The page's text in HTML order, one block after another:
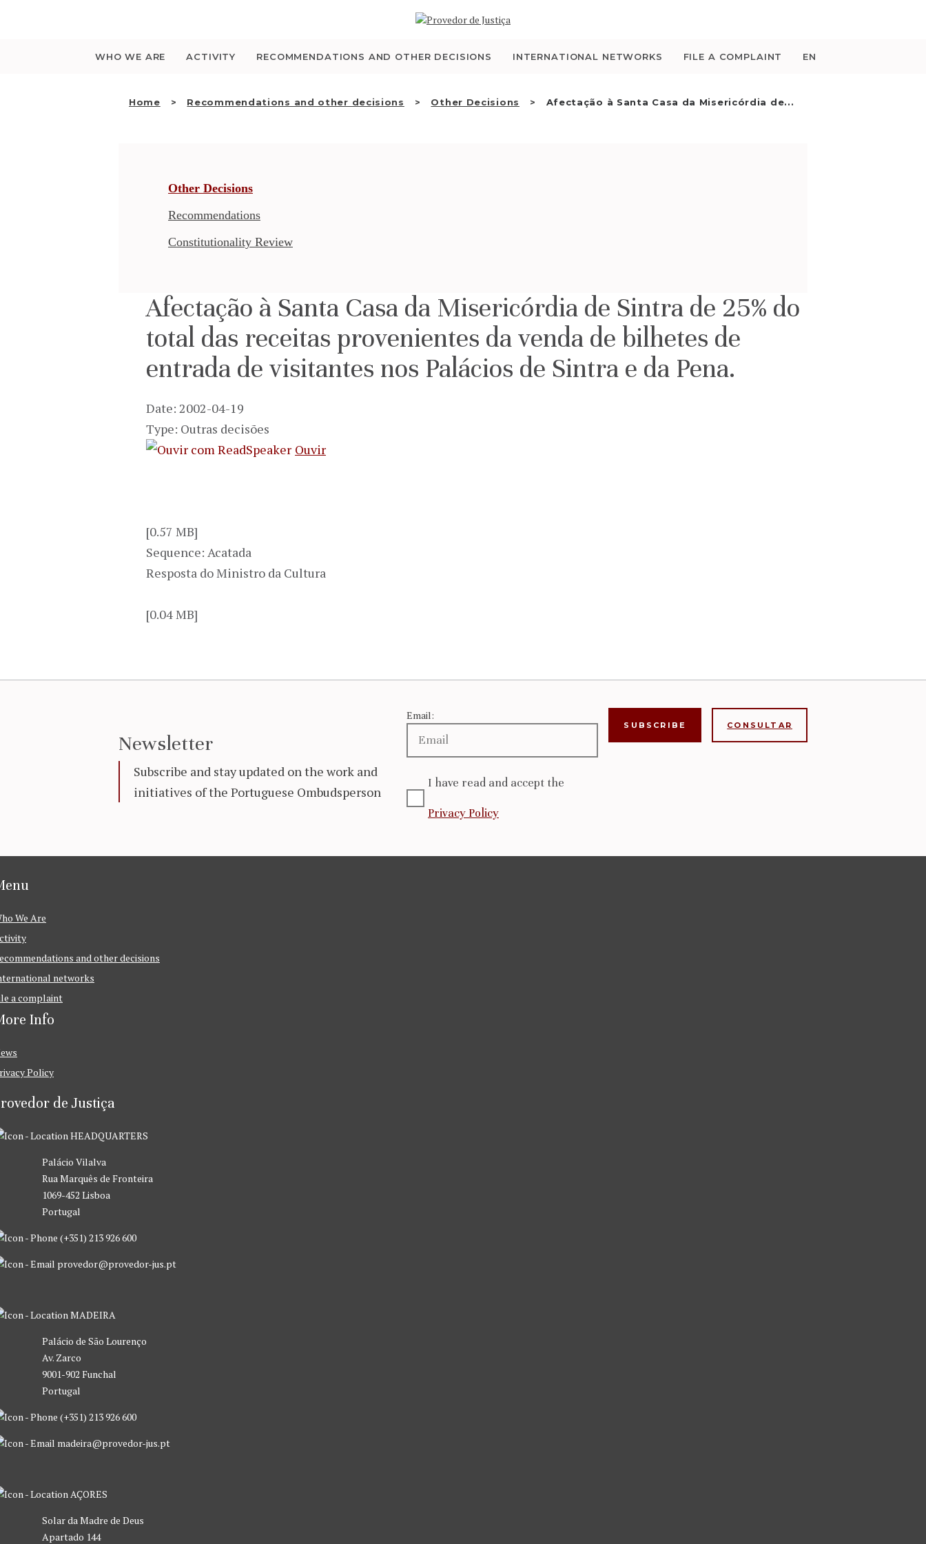
WHO WE ARE ACTIVITY RECOMMENDATIONS AND OTHER DECISIONS INTERNATIONAL NETWORKS FILE A COMPLAINT EN
Home Recommendations and other decisions Other Decisions Afectação à Santa Casa da Misericórdia de...
WHO WE ARE
THE OMBUDSMAN AS
Other Decisions
Recommendations
Constitutionality Review
Afectação à Santa Casa da Misericórdia de Sintra de 25% do
total das receitas provenientes da venda de bilhetes de
entrada de visitantes nos Palácios de Sintra e da Pena.
Date: 2002-04-19
Type: Outras decisões
Ouvir
[0.57 MB]
Sequence: Acatada
Resposta do Ministro da Cultura
[0.04 MB]
Newsletter
Subscribe and stay updated on the work and
initiatives of the Portuguese Ombudsperson
Email:
I have read and accept the
Privacy Policy
CONSULTAR
We Are
and other decisions
networks
a complaint
Info
Policy
de Justiça
HEADQUARTERS
Palácio Vilalva
Rua Marquês de Fronteira
1069-452 Lisboa
Portugal
(+351) 213 926 600
provedor@provedor-jus.pt
MADEIRA
Palácio de São Lourenço
Av. Zarco
9001-902 Funchal
Portugal
(+351) 213 926 600
madeira@provedor-jus.pt
AÇORES
Solar da Madre de Deus
Apartado 144